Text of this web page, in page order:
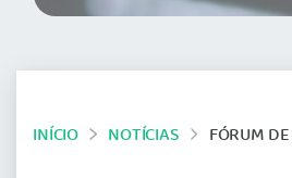
INÍCIO NOTÍCIAS FÓRUM DE